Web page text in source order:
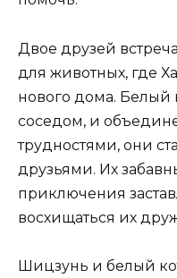
Двое друзей
для животных, где
нового дома. Белый
соседом, и
трудностями, они
друзьями. Их
приключения
восхищаться их
Шицзунь и белый